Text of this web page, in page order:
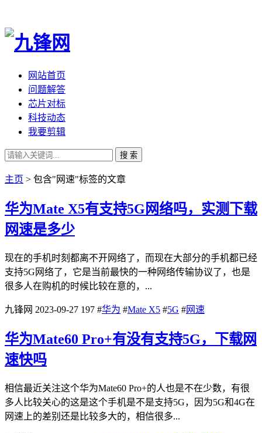
网站首页
问题解答
芯片对标
科技动态
我要剪辑
搜 索
主页 > 包含"网速"标签的文章
华为Mate X5有支持5G网络吗，实测下载
网速是多少
现在的手机时刻都离不开网络了，而现在大部分的手机都已经
支持5G网络了，它是当前最快的一种网络传输协议了，也是
很多人在购机的时候比较在意的，...
九锋网 2023-09-27 197 #华为 #Mate X5 #5G #网速
华为Mate60 Pro+有没有支持5G，下载网
速快吗
相信最近关注这个华为Mate60 Pro+的人也是不在少数，有很
多人比较关心的这是这个手机是不是支持5G，因为5G和4G在
网速上的差别还是比较多大的，相信很多...